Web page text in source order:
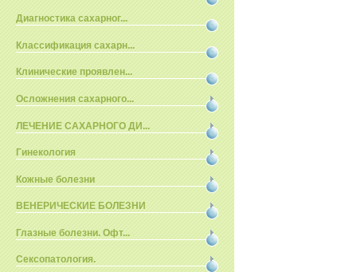
Диагностика сахарног...
Классификация сахарн...
Клинические проявлен...
Осложнения сахарного...
ЛЕЧЕНИЕ САХАРНОГО ДИ...
Гинекология
Кожные болезни
ВЕНЕРИЧЕСКИЕ БОЛЕЗНИ
Глазные болезни. Офт...
Сексопатология.